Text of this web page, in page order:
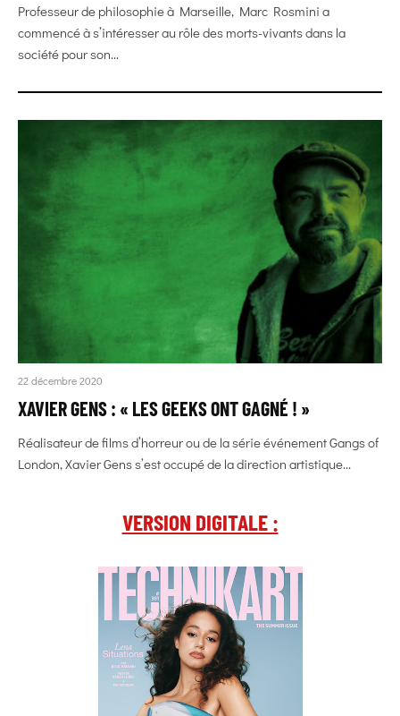
Professeur de philosophie à Marseille, Marc Rosmini a
commencé à s’intéresser au rôle des morts-vivants dans la
société pour son...
22 décembre 2020
XAVIER GENS : « LES GEEKS ONT GAGNÉ ! »
Réalisateur de films d’horreur ou de la série événement Gangs of
London, Xavier Gens s’est occupé de la direction artistique...
VERSION DIGITALE :